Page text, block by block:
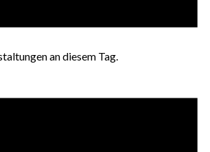
an diesem Tag.